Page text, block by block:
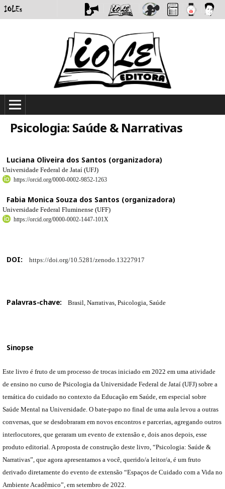
Psicologia: Saúde & Narrativas
Luciana Oliveira dos Santos (organizadora)
Universidade Federal de Jataí (UFJ)
https://orcid.org/0000-0002-9852-1263
Fabia Monica Souza dos Santos (organizadora)
Universidade Federal Fluminense (UFF)
https://orcid.org/0000-0002-1447-101X
DOI: https://doi.org/10.5281/zenodo.13227917
Palavras-chave: Brasil, Narrativas, Psicologia, Saúde
Sinopse
Este livro é fruto de um processo de trocas iniciado em 2022 em uma atividade
de ensino no curso de Psicologia da Universidade Federal de Jataí (UFJ) sobre a
temática do cuidado no contexto da Educação em Saúde, em especial sobre
Saúde Mental na Universidade. O bate-papo no final de uma aula levou a outras
conversas, que se desdobraram em novos encontros e parcerias, agregando outros
interlocutores, que geraram um evento de extensão e, dois anos depois, esse
produto editorial. A proposta de construção deste livro, “Psicologia: Saúde &
Narrativas”, que agora apresentamos a você, querido/a leitor/a, é um fruto
derivado diretamente do evento de extensão “Espaços de Cuidado com a Vida no
Ambiente Acadêmico”, em setembro de 2022.